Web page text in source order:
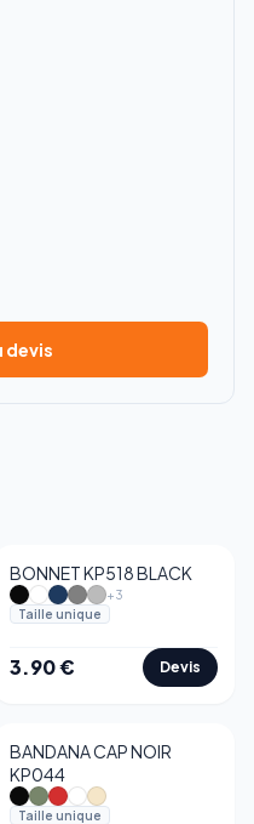
devis
BONNET KP518 BLACK
+3
Taille unique
3.90€ Devis
BANDANA CAP NOIR
KP044
Taille unique